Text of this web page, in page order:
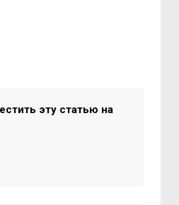
эту статью на